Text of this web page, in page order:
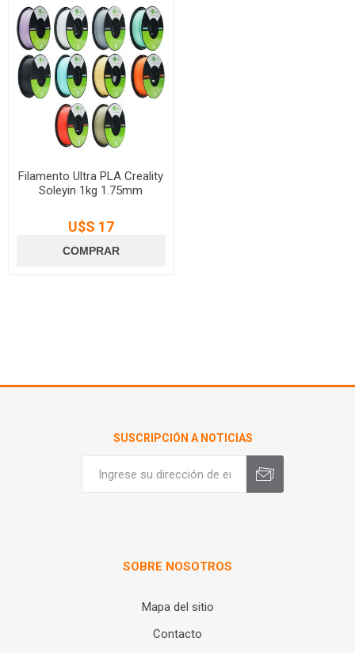
Filamento Ultra PLA Creality
Soleyin 1kg 1.75mm
U$S 17
SUSCRIPCIÓN A NOTICIAS
SOBRE NOSOTROS
Mapa del sitio
Contacto